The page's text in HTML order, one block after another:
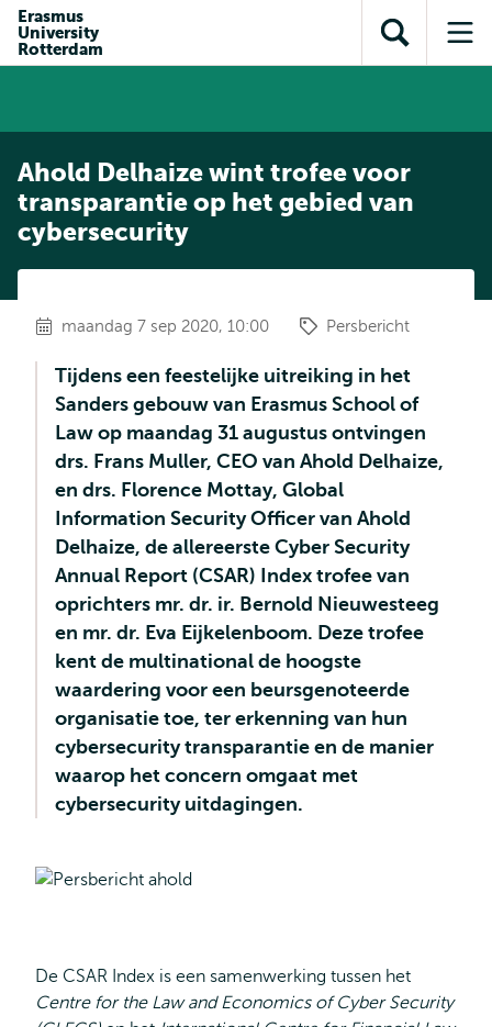
inhoud
Direct naar
subnavigatie
Erasmus
University
Rotterdam
Toon
zoekveld
Ahold Delhaize wint trofee voor
transparantie op het gebied van
cybersecurity
maandag 7 sep 2020, 10:00 Persbericht
Tijdens een feestelijke uitreiking in het
Sanders gebouw van Erasmus School of
Law op maandag 31 augustus ontvingen
drs. Frans Muller, CEO van Ahold Delhaize,
en drs. Florence Mottay, Global
Information Security Officer van Ahold
Delhaize, de allereerste Cyber Security
Annual Report (CSAR) Index trofee van
oprichters mr. dr. ir. Bernold Nieuwesteeg
en mr. dr. Eva Eijkelenboom. Deze trofee
kent de multinational de hoogste
waardering voor een beursgenoteerde
organisatie toe, ter erkenning van hun
cybersecurity transparantie en de manier
waarop het concern omgaat met
cybersecurity uitdagingen.
De CSAR Index is een samenwerking tussen het
Centre for the Law and Economics of Cyber Security